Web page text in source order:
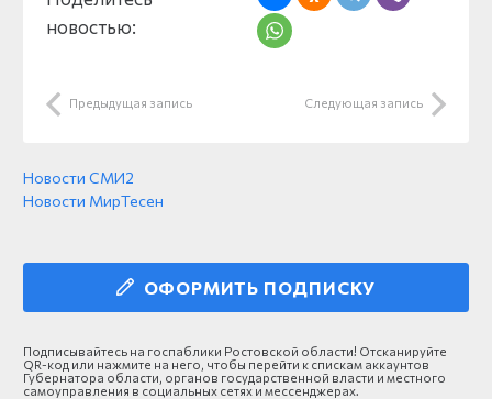
новостью:
Предыдущая запись Следующая запись
Новости СМИ2
Новости МирТесен
ОФОРМИТЬ ПОДПИСКУ
Подписывайтесь на госпаблики Ростовской области! Отсканируйте
QR-код или нажмите на него, чтобы перейти к спискам аккаунтов
Губернатора области, органов государственной власти и местного
самоуправления в социальных сетях и мессенджерах.